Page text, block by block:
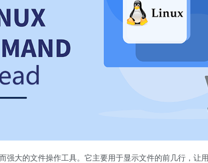
强大的文件操作工具。它主要用于显示文件的前几行，让